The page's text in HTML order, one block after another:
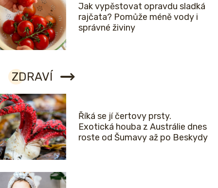
Jak vypěstovat opravdu sladká
rajčata? Pomůže méně vody i
správné živiny
ZDRAVÍ
Říká se jí čertovy prsty.
Exotická houba z Austrálie dnes
roste od Šumavy až po Beskydy